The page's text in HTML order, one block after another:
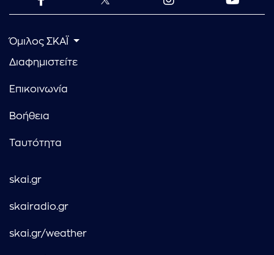
Όμιλος ΣΚΑΪ
Διαφημιστείτε
Επικοινωνία
Βοήθεια
Ταυτότητα
skai.gr
skairadio.gr
skai.gr/weather